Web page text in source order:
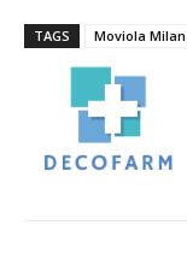
TAGS Moviola Milan